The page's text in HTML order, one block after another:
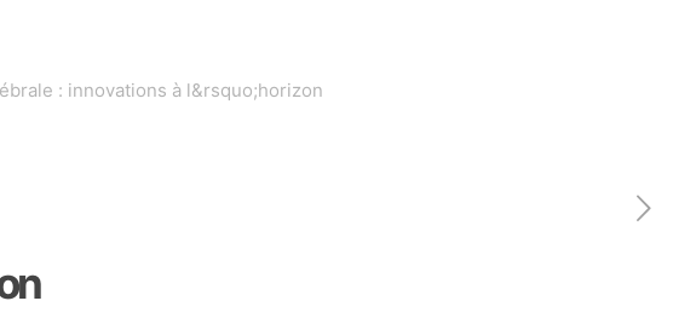
: innovations à l&rsquo;horizon